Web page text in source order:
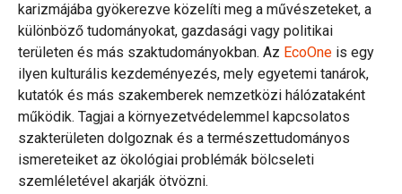
karizmájába gyökerezve közelíti meg a művészeteket, a
különböző tudományokat, gazdasági vagy politikai
területen és más szaktudományokban. Az EcoOne is egy
ilyen kulturális kezdeményezés, mely egyetemi tanárok,
kutatók és más szakemberek nemzetközi hálózataként
működik. Tagjai a környezetvédelemmel kapcsolatos
szakterületen dolgoznak és a természettudományos
ismereteiket az ökológiai problémák bölcseleti
szemléletével akarják ötvözni.